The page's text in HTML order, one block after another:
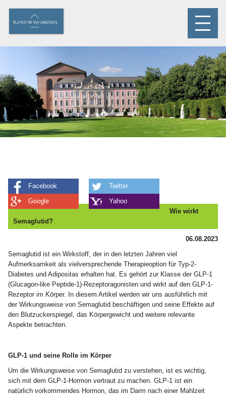
Facebook
Twitter
Google
Yahoo
Wie wirkt
Semaglutid?
06.08.2023
Semaglutid ist ein Wirkstoff, der in den letzten Jahren viel
Aufmerksamkeit als vielversprechende Therapieoption für Typ-2-
Diabetes und Adipositas erhalten hat. Es gehört zur Klasse der GLP-1
(Glucagon-like Peptide-1)-Rezeptoragonisten und wirkt auf den GLP-1-
Rezeptor im Körper. In diesem Artikel werden wir uns ausführlich mit
der Wirkungsweise von Semaglutid beschäftigen und seine Effekte auf
den Blutzuckerspiegel, das Körpergewicht und weitere relevante
Aspekte betrachten.
GLP-1 und seine Rolle im Körper
Um die Wirkungsweise von Semaglutid zu verstehen, ist es wichtig,
sich mit dem GLP-1-Hormon vertraut zu machen. GLP-1 ist ein
natürlich vorkommendes Hormon, das im Darm nach einer Mahlzeit